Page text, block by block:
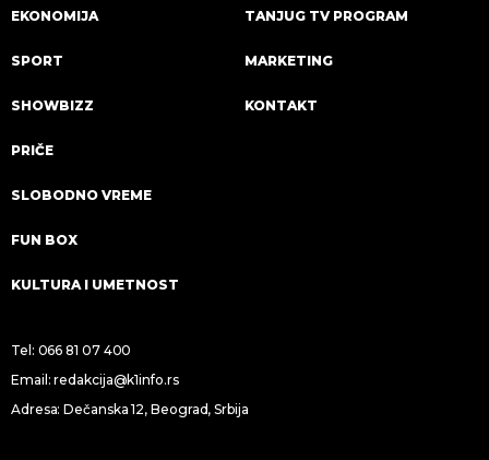
EKONOMIJA
SPORT
SHOWBIZZ
PRIČE
SLOBODNO VREME
FUN BOX
KULTURA I UMETNOST
TANJUG TV PROGRAM
MARKETING
KONTAKT
Tel: 066 81 07 400
Email:redakcija@k1info.rs
Adresa: Dečanska 12, Beograd, Srbija